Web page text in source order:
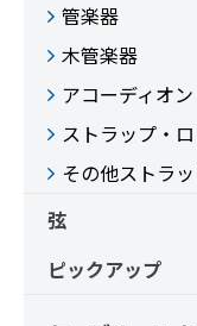
管楽器
木管楽器
アコーディオ
ストラップ・
その他ストラ
弦
ピックアップ